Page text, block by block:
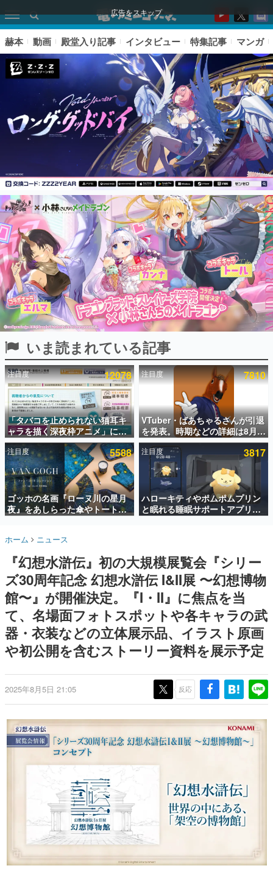
広告をスキップ
ピックアップ
電ファミのいま読まれている記事ランキング
アプリセール情報
インタビュー
連載・特集一覧
殿堂入り記事
SNS拡散数が数千以上！ ページビュー数万以上！ などな
ど。多くの人々に読まれた、電ファミ渾身の“殿堂入り”記
事をまとめました。
ゲームの企画書
名作ゲームクリエイターの方々に製作時のエピソードをお
聞きし、ヒットする企画（ゲーム）とは何か？を探ってい
きます。
赫本
この物語を解いてはいけない。『赫本』は、〈試験問題〉
の形をした短編ホラー小説集です。
新世代に訊く
これからのデジタルゲーム市場を担う若きクリエイター達
の姿を追い、彼らのルーツと情熱を探っていきます。
ゲームに多大な影響を受けた作家さんに取材し、ゲームが
日本のコンテンツ産業やカルチャーに与えた影響を探る企
画です。
日本モバイルゲーム産業史
日本のモバイルゲーム史における主要なトピック・タイト
ルを網羅するほか、開発者へのインタビューや識者による
解説を掲載。約20年の歴史が一望できる決定版！
若ゲのいたり〜ゲームクリエイターの青春〜
『うつヌケ』『ペンと箸』等で知られるマンガ家・田中圭
一先生によるゲーム業界レポートマンガです。
なんでゲームは面白い？
ゲーム開発者・hamatsu氏がゲームの魅力を画面や操作の
具体的な形から解き明かしていく、硬派で骨太な評論連載
「経験値」「裏技」「ラスボス」… ゲームにまつわる言葉
の起源や用法の変遷を、コンピューター文化史研究家・タ
カテゴリ
特集記事
マンガ
女性向け
赫本 動画 殿堂入り記事 インタビュー 特集記事 マンガ
いま読まれている記事
注目度 12078
「タバコを止められない猫耳キ
ャラを描く深夜枠アニメ」に視
聴者の一部から批判意見。違法
薬物の使用と思しき描写も含め
て、BPOが議論を交わす
注目度 7810
VTuber・ばあちゃるさんが引退
を発表。時期などの詳細は8月9
日15時からの配信で説明
注目度 5588
ゴッホの名画『ローヌ川の星月
夜』をあしらった傘やトートバ
ッグなどが登場。8月7日21時よ
注目度 3817
ハローキティやポムポムプリン
と眠れる睡眠サポートアプリ
『ゆめたび』が配信中。キャラ
ホーム ニュース
『幻想水滸伝』初の大規模展覧会『シリー
ズ30周年記念 幻想水滸伝 I&II展 〜幻想博物
館〜』が開催決定。『I・II』に焦点を当
て、名場面フォトスポットや各キャラの武
器・衣装などの立体展示品、イラスト原画
や初公開を含むストーリー資料を展示予定
2025年8月5日 21:05 反応